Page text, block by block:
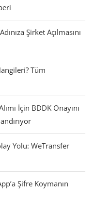
Şirket Açılmasını
Tüm
İçin BDDK Onayını
Yolu: WeTransfer
Şifre Koymanın